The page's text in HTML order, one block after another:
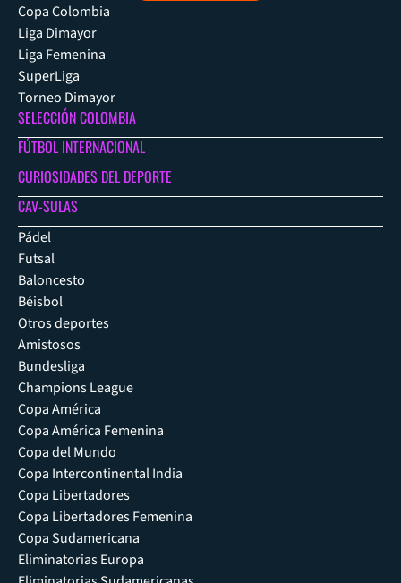
Copa Colombia
Liga Dimayor
Liga Femenina
SuperLiga
Torneo Dimayor
SELECCIÓN COLOMBIA
FÚTBOL INTERNACIONAL
CURIOSIDADES DEL DEPORTE
CAV-SULAS
Pádel
Futsal
Baloncesto
Béisbol
Otros deportes
Amistosos
Bundesliga
Champions League
Copa América
Copa América Femenina
Copa del Mundo
Copa Intercontinental India
Copa Libertadores
Copa Libertadores Femenina
Copa Sudamericana
Eliminatorias Europa